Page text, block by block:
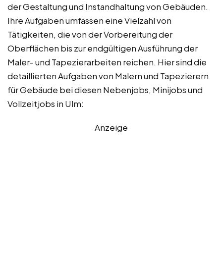
der Gestaltung und Instandhaltung von Gebäuden.
Ihre Aufgaben umfassen eine Vielzahl von
Tätigkeiten, die von der Vorbereitung der
Oberflächen bis zur endgültigen Ausführung der
Maler- und Tapezierarbeiten reichen. Hier sind die
detaillierten Aufgaben von Malern und Tapezierern
für Gebäude bei diesen Nebenjobs, Minijobs und
Vollzeitjobs in Ulm:
Anzeige